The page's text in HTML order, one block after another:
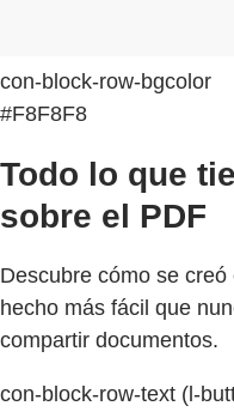
con-block-row-bgcolor
#F8F8F8
Todo lo que
sobre el PDF
Descubre cómo se
hecho más fácil que
compartir documentos.
con-block-row-text (l-